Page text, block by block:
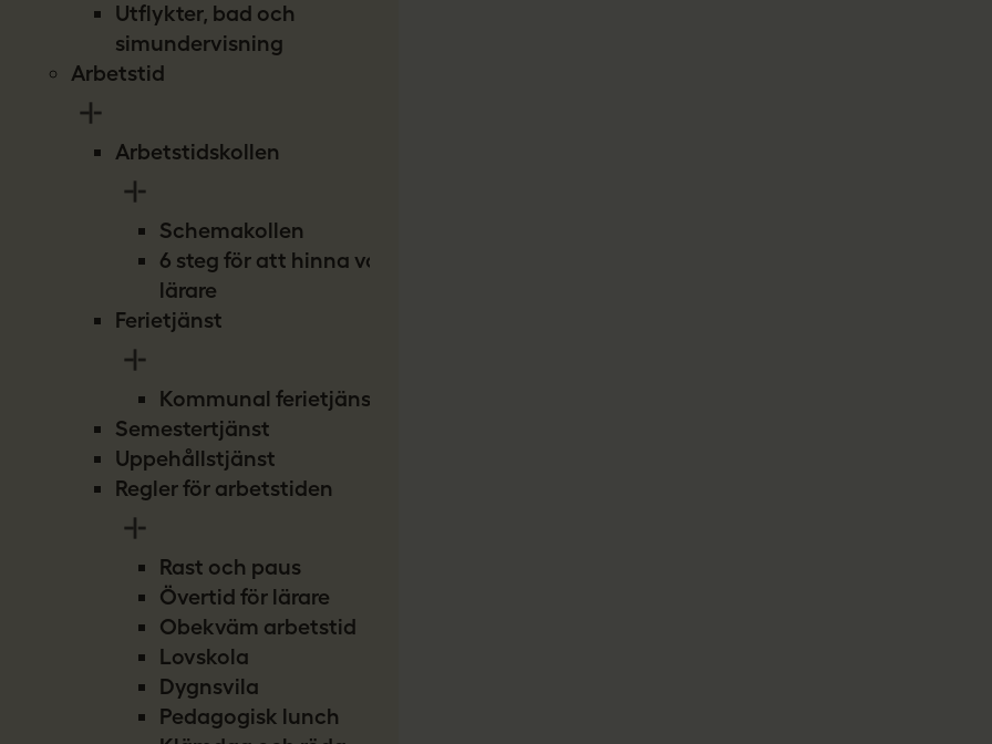
Utflykter, bad och
simundervisning
Arbetstid
Arbetstidskollen
Schemakollen
6 steg för att hinna vara
lärare
Ferietjänst
Kommunal ferietjänst
Semestertjänst
Uppehållstjänst
Regler för arbetstiden
Rast och paus
Övertid för lärare
Obekväm arbetstid
Lovskola
Dygnsvila
Pedagogisk lunch